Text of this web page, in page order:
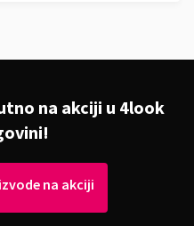
na akciji u 4look
na akciji